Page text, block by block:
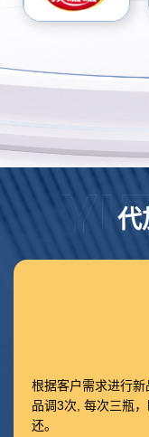
代
根据客户需求进行
品调3次, 每次三瓶
还。